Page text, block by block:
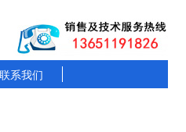
联系我们